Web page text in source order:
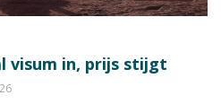
visum in, prijs stijgt